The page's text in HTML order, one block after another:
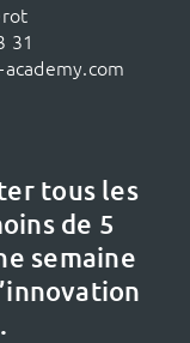
31
tous les
de 5
semaine